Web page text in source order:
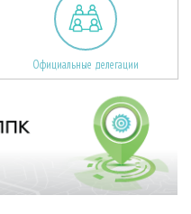
Официальные делегации